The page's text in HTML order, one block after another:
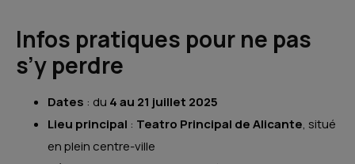
Infos pratiques pour ne pas
s’y perdre
Dates : du 4 au 21 juillet 2025
Lieu principal : Teatro Principal de Alicante, situé
en plein centre-ville